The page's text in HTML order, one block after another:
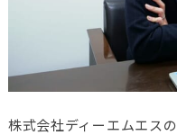
株式会社ディーエムエス